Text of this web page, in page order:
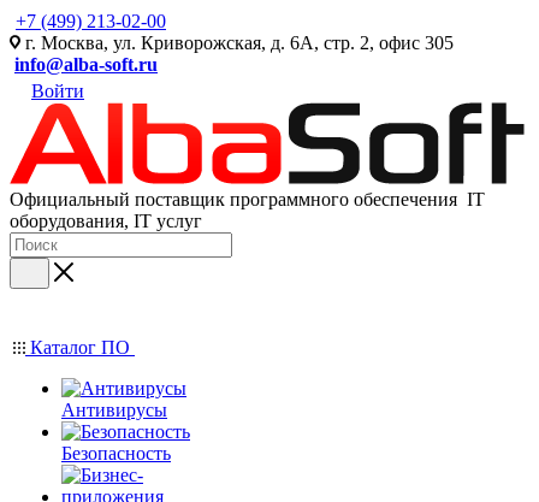
+7 (499) 213-02-00
г. Москва, ул. Криворожская, д. 6А, стр. 2, офис 305
info@alba-soft.ru
Войти
Официальный поставщик программного обеспечения IT
оборудования, IT услуг
Каталог ПО
Антивирусы
Безопасность